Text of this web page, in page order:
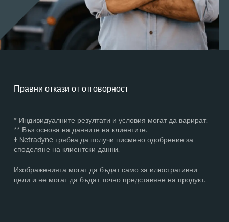
Правни откази от отговорност
* Индивидуалните резултати и условия могат да варират.
** Въз основа на данните на клиентите.
†Netradyne трябва да получи писмено одобрение за
споделяне на клиентски данни.
Изображенията могат да бъдат само за илюстративни
цели и не могат да бъдат точно представяне на продукт.